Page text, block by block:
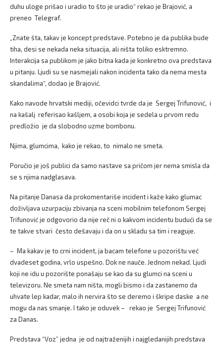
duhu uloge prišao i uradio to što je uradio“ rekao je Brajović, a
preneo Telegraf.
„Znate šta, takav je koncept predstave. Potebno je da publika bude
tiha, desi se nekada neka situacija, ali ništa toliko esktremno.
Interakcija sa publikom je jako bitna kada je konkretno ova predstava
u pitanju. Ljudi su se nasmejali nakon incidenta tako da nema mesta
skandalima“, dodao je Brajović.
Kako navode hrvatski mediji, očevidci tvrde da je Sergej Trifunović, i
na kašalj referisao kašljem, a osobi koja je sedela u prvom redu
predložio je da slobodno uzme bombonu.
Njima, glumcima, kako je rekao, to nimalo ne smeta.
Poručio je još publici da samo nastave sa pričom jer nema smisla da
se s njima nadglasava.
Na pitanje Danasa da prokomentariše incident i kaže kako glumac
doživljava uzurpaciju zbivanja na sceni mobilnim telefonom Sergej
Trifunović je odgovorio da nije reč ni o kakvom incidentu budući da se
te takve stvari često dešavaju i da on u skladu sa tim i reaguje.
– Ma kakav je to crni incident, ja bacam telefone u pozorištu već
dvadeset godina, vrlo uspešno. Dok ne nauče. Jednom nekad. Ljudi
koji ne idu u pozorište ponašaju se kao da su glumci na sceni u
televizoru. Ne smeta nam ništa, mogli bismo i da zastanemo da
uhvate lep kadar, malo ih nervira što se deremo i škripe daske a ne
mogu da nas smanje. I tako je oduvek – rekao je Sergej Trifunović
za Danas.
Predstava “Voz” jedna je od najtraženijih i najgledanijih predstava